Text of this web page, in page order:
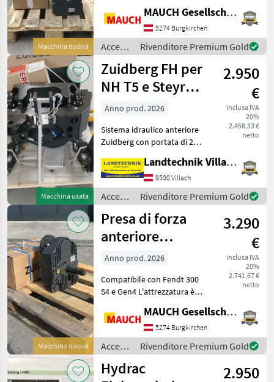
Macchina nuova
L'attrezzatura è disponibile
a magazzino a Burgkirchen.
Per poter dedicarvi tutto il
temp
MAUCH Gesellschaft m.b.H. & Co.KG
5274 Burgkirchen
Accessori
per
trattore
/
Zuidberg
Rivenditore Premium Gold
Macchina usata
Zuidberg FH per
NH T5 e Steyr
Compakt
2.950
€
inclusa IVA
20%
2.458,33 €
netto
Anno prod. 2026
Sistema idraulico anteriore
Zuidberg con portata di 2, 2
ribaltabili e attacco rapido,
compatibile con i nuovi
modelli New Holland T5 80
Landtechnik Villach GmbH
9500 Villach
Accessori
per
trattore
/
Zuidberg
Rivenditore Premium Gold
Macchina nuova
Presa di forza
anteriore
Zuidberg per
Fendt 300 S4 +
Gen4
3.290
€
inclusa IVA
20%
2.741,67 €
netto
Anno prod. 2026
Compatibile con Fendt 300
S4 e Gen4 L'attrezzatura è
Per poterle dedicare tutto il
tempo necessario, la prego
di fissare un appuntamento
MAUCH Gesellschaft m.b.H. & Co.KG
5274 Burgkirchen
Accessori
per
trattore
Rivenditore Premium Gold
Hydrac
2.950